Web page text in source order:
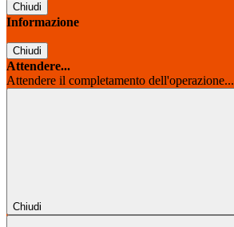
Chiudi
Informazione
Chiudi
Attendere...
Attendere il completamento dell'operazione...
Chiudi